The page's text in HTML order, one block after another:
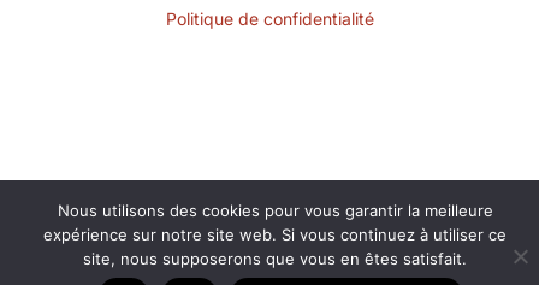
Politique de confidentialité
Nous utilisons des cookies pour vous garantir la meilleure
expérience sur notre site web. Si vous continuez à utiliser ce
site, nous supposerons que vous en êtes satisfait.